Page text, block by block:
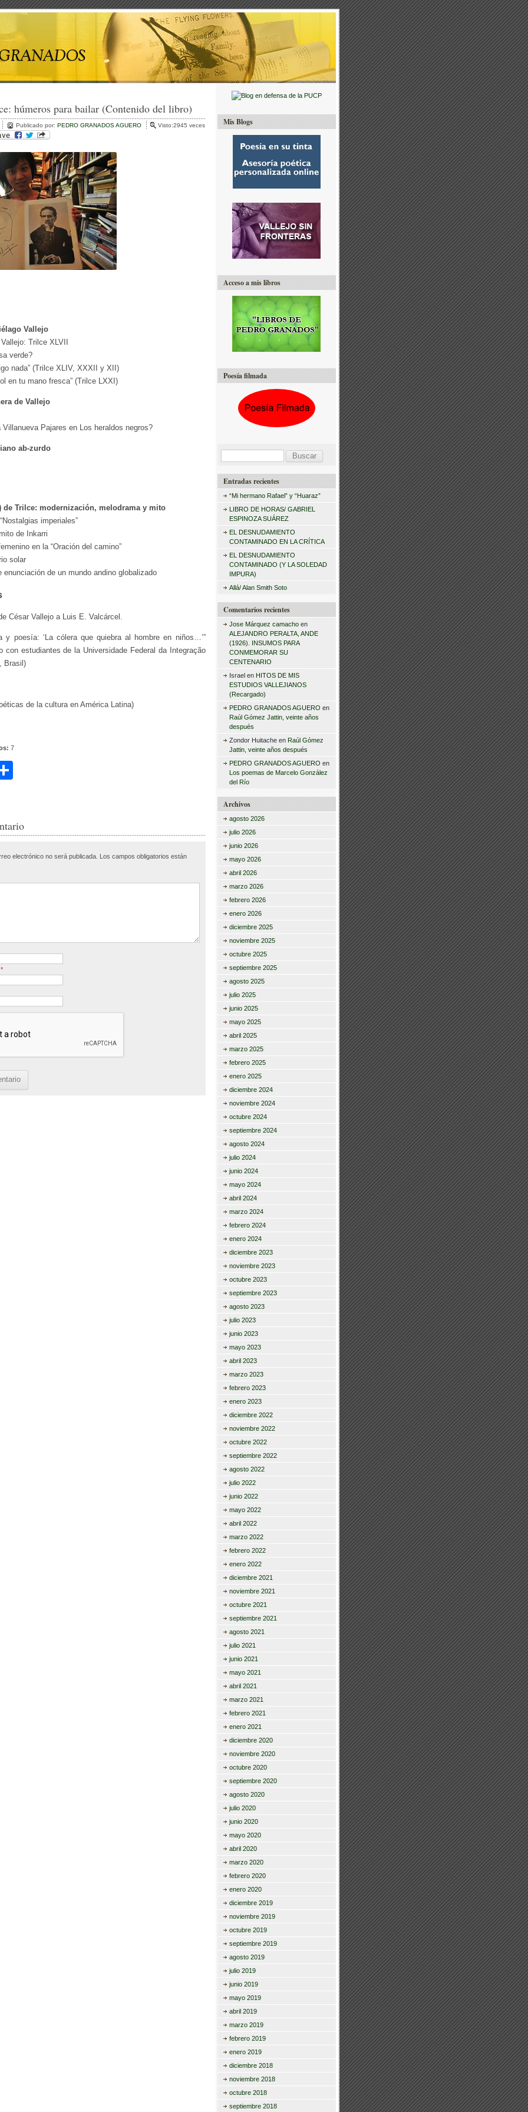
húmeros para bailar (Contenido del libro)
Publicado por: PEDRO GRANADOS AGUERO Visto:2945 veces
Vallejo
Trilce XLVII
verde?
nada” (Trilce XLIV, XXXII y XII)
en tu mano fresca” (Trilce LXXI)
de Vallejo
Villanueva Pajares en Los heraldos negros?
ab-zurdo
de Trilce: modernización, melodrama y mito
imperiales”
de Inkarri
en la “Oración del camino”
solar
enunciación de un mundo andino globalizado
César Vallejo a Luis E. Valcárcel.
y poesía: ‘La cólera que quiebra al hombre en niños…’”
con estudiantes de la Universidade Federal da Integração
Brasil)
de la cultura en América Latina)
7
p
tir
electrónico no será publicada. Los campos obligatorios están
*
Mis Blogs
Acceso a mis libros
Poesía filmada
s
r
Entradas recientes
“Mi hermano Rafael” y “Huaraz”
LIBRO DE HORAS/ GABRIEL
ESPINOZA SUÁREZ
EL DESNUDAMIENTO
CONTAMINADO EN LA CRÍTICA
EL DESNUDAMIENTO
CONTAMINADO (Y LA SOLEDAD
IMPURA)
Allá/ Alan Smith Soto
Comentarios recientes
Jose Márquez camachoen
ALEJANDRO PERALTA, ANDE
(1926). INSUMOS PARA
CONMEMORAR SU
CENTENARIO
Israelen HITOS DE MIS
ESTUDIOS VALLEJIANOS
(Recargado)
PEDRO GRANADOS AGUERO en
Raúl Gómez Jattin, veinte años
después
Zondor Huitacheen Raúl Gómez
Jattin, veinte años después
PEDRO GRANADOS AGUERO en
Los poemas de Marcelo González
del Río
Archivos
agosto 2026
julio 2026
junio 2026
mayo 2026
abril 2026
marzo 2026
febrero 2026
enero 2026
diciembre 2025
noviembre 2025
octubre 2025
septiembre 2025
agosto 2025
julio 2025
junio 2025
mayo 2025
abril 2025
marzo 2025
febrero 2025
enero 2025
diciembre 2024
noviembre 2024
octubre 2024
septiembre 2024
agosto 2024
julio 2024
junio 2024
mayo 2024
abril 2024
marzo 2024
febrero 2024
enero 2024
diciembre 2023
noviembre 2023
octubre 2023
septiembre 2023
agosto 2023
julio 2023
junio 2023
mayo 2023
abril 2023
marzo 2023
febrero 2023
enero 2023
diciembre 2022
noviembre 2022
octubre 2022
septiembre 2022
agosto 2022
julio 2022
junio 2022
mayo 2022
abril 2022
marzo 2022
febrero 2022
enero 2022
diciembre 2021
noviembre 2021
octubre 2021
septiembre 2021
agosto 2021
julio 2021
junio 2021
mayo 2021
abril 2021
marzo 2021
febrero 2021
enero 2021
diciembre 2020
noviembre 2020
octubre 2020
septiembre 2020
agosto 2020
julio 2020
junio 2020
mayo 2020
abril 2020
marzo 2020
febrero 2020
enero 2020
diciembre 2019
noviembre 2019
octubre 2019
septiembre 2019
agosto 2019
julio 2019
junio 2019
mayo 2019
abril 2019
marzo 2019
febrero 2019
enero 2019
diciembre 2018
noviembre 2018
octubre 2018
septiembre 2018